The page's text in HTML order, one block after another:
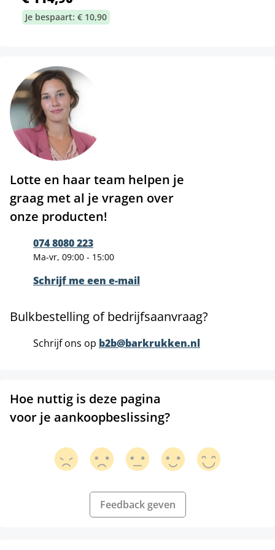
Je bespaart: € 10,90
Lotte en haar team helpen je
graag met al je vragen over
onze producten!
074 8080 223
Ma-vr, 09:00 - 15:00
Schrijf me een e-mail
Bulkbestelling of bedrijfsaanvraag?
Schrijf ons op b2b@barkrukken.nl
Hoe nuttig is deze pagina
voor je aankoopbeslissing?
Feedback geven